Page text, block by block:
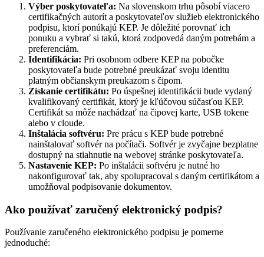
Výber poskytovateľa: Na slovenskom trhu pôsobí viacero
certifikačných autorít a poskytovateľov služieb elektronického
podpisu, ktorí ponúkajú KEP. Je dôležité porovnať ich
ponuku a vybrať si takú, ktorá zodpovedá daným potrebám a
preferenciám.
Identifikácia: Pri osobnom odbere KEP na pobočke
poskytovateľa bude potrebné preukázať svoju identitu
platným občianskym preukazom s čipom.
Získanie certifikátu: Po úspešnej identifikácii bude vydaný
kvalifikovaný certifikát, ktorý je kľúčovou súčasťou KEP.
Certifikát sa môže nachádzať na čipovej karte, USB tokene
alebo v cloude.
Inštalácia softvéru: Pre prácu s KEP bude potrebné
nainštalovať softvér na počítači. Softvér je zvyčajne bezplatne
dostupný na stiahnutie na webovej stránke poskytovateľa.
Nastavenie KEP: Po inštalácii softvéru je nutné ho
nakonfigurovať tak, aby spolupracoval s daným certifikátom a
umožňoval podpisovanie dokumentov.
Ako používať zaručený elektronický podpis?
Používanie zaručeného elektronického podpisu je pomerne
jednoduché: